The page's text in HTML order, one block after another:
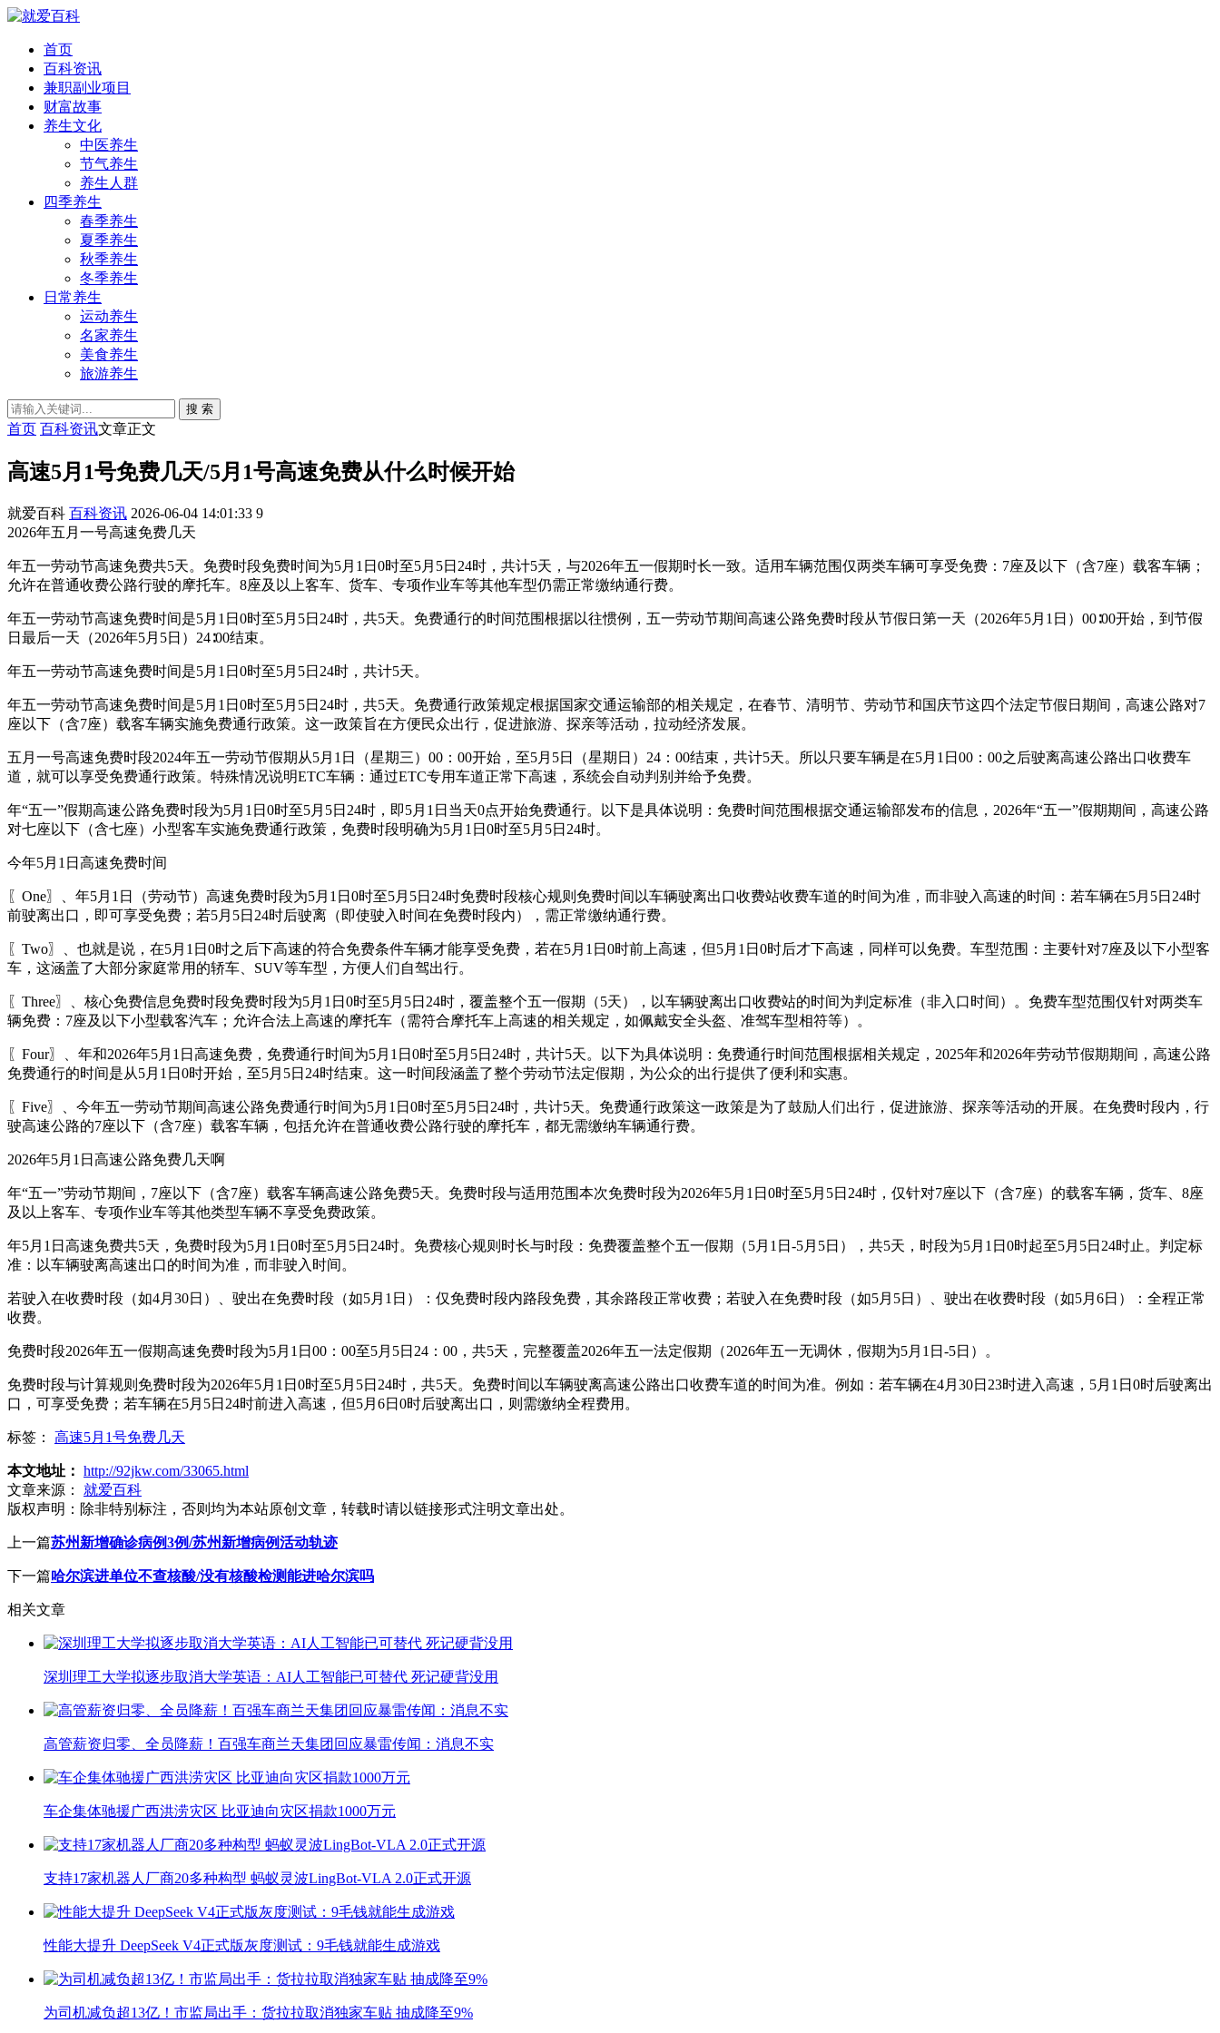
首页
百科资讯
兼职副业项目
财富故事
养生文化
中医养生
节气养生
养生人群
四季养生
春季养生
夏季养生
秋季养生
冬季养生
日常养生
运动养生
名家养生
美食养生
旅游养生
搜 索
首页 百科资讯文章正文
高速5月1号免费几天/5月1号高速免费从什么时候开始
就爱百科 百科资讯 2026-06-04 14:01:33 9
2026年五月一号高速免费几天
年五一劳动节高速免费共5天。免费时段免费时间为5月1日0时至5月5日24时，共计5天，与2026年五一假期时长一致。适用车辆范围仅两类车辆可享受免费：7座及以下（含7座）载客车辆；
允许在普通收费公路行驶的摩托车。8座及以上客车、货车、专项作业车等其他车型仍需正常缴纳通行费。
年五一劳动节高速免费时间是5月1日0时至5月5日24时，共5天。免费通行的时间范围根据以往惯例，五一劳动节期间高速公路免费时段从节假日第一天（2026年5月1日）00∶00开始，到节假
日最后一天（2026年5月5日）24∶00结束。
年五一劳动节高速免费时间是5月1日0时至5月5日24时，共计5天。
年五一劳动节高速免费时间是5月1日0时至5月5日24时，共5天。免费通行政策规定根据国家交通运输部的相关规定，在春节、清明节、劳动节和国庆节这四个法定节假日期间，高速公路对7
座以下（含7座）载客车辆实施免费通行政策。这一政策旨在方便民众出行，促进旅游、探亲等活动，拉动经济发展。
五月一号高速免费时段2024年五一劳动节假期从5月1日（星期三）00：00开始，至5月5日（星期日）24：00结束，共计5天。所以只要车辆是在5月1日00：00之后驶离高速公路出口收费车
道，就可以享受免费通行政策。特殊情况说明ETC车辆：通过ETC专用车道正常下高速，系统会自动判别并给予免费。
年“五一”假期高速公路免费时段为5月1日0时至5月5日24时，即5月1日当天0点开始免费通行。以下是具体说明：免费时间范围根据交通运输部发布的信息，2026年“五一”假期期间，高速公路
对七座以下（含七座）小型客车实施免费通行政策，免费时段明确为5月1日0时至5月5日24时。
今年5月1日高速免费时间
〖One〗、年5月1日（劳动节）高速免费时段为5月1日0时至5月5日24时免费时段核心规则免费时间以车辆驶离出口收费站收费车道的时间为准，而非驶入高速的时间：若车辆在5月5日24时
前驶离出口，即可享受免费；若5月5日24时后驶离（即使驶入时间在免费时段内），需正常缴纳通行费。
〖Two〗、也就是说，在5月1日0时之后下高速的符合免费条件车辆才能享受免费，若在5月1日0时前上高速，但5月1日0时后才下高速，同样可以免费。车型范围：主要针对7座及以下小型客
车，这涵盖了大部分家庭常用的轿车、SUV等车型，方便人们自驾出行。
〖Three〗、核心免费信息免费时段免费时段为5月1日0时至5月5日24时，覆盖整个五一假期（5天），以车辆驶离出口收费站的时间为判定标准（非入口时间）。免费车型范围仅针对两类车
辆免费：7座及以下小型载客汽车；允许合法上高速的摩托车（需符合摩托车上高速的相关规定，如佩戴安全头盔、准驾车型相符等）。
〖Four〗、年和2026年5月1日高速免费，免费通行时间为5月1日0时至5月5日24时，共计5天。以下为具体说明：免费通行时间范围根据相关规定，2025年和2026年劳动节假期期间，高速公路
免费通行的时间是从5月1日0时开始，至5月5日24时结束。这一时间段涵盖了整个劳动节法定假期，为公众的出行提供了便利和实惠。
〖Five〗、今年五一劳动节期间高速公路免费通行时间为5月1日0时至5月5日24时，共计5天。免费通行政策这一政策是为了鼓励人们出行，促进旅游、探亲等活动的开展。在免费时段内，行
驶高速公路的7座以下（含7座）载客车辆，包括允许在普通收费公路行驶的摩托车，都无需缴纳车辆通行费。
2026年5月1日高速公路免费几天啊
年“五一”劳动节期间，7座以下（含7座）载客车辆高速公路免费5天。免费时段与适用范围本次免费时段为2026年5月1日0时至5月5日24时，仅针对7座以下（含7座）的载客车辆，货车、8座
及以上客车、专项作业车等其他类型车辆不享受免费政策。
年5月1日高速免费共5天，免费时段为5月1日0时至5月5日24时。免费核心规则时长与时段：免费覆盖整个五一假期（5月1日-5月5日），共5天，时段为5月1日0时起至5月5日24时止。判定标
准：以车辆驶离高速出口的时间为准，而非驶入时间。
若驶入在收费时段（如4月30日）、驶出在免费时段（如5月1日）：仅免费时段内路段免费，其余路段正常收费；若驶入在免费时段（如5月5日）、驶出在收费时段（如5月6日）：全程正常
收费。
免费时段2026年五一假期高速免费时段为5月1日00：00至5月5日24：00，共5天，完整覆盖2026年五一法定假期（2026年五一无调休，假期为5月1日-5日）。
免费时段与计算规则免费时段为2026年5月1日0时至5月5日24时，共5天。免费时间以车辆驶离高速公路出口收费车道的时间为准。例如：若车辆在4月30日23时进入高速，5月1日0时后驶离出
口，可享受免费；若车辆在5月5日24时前进入高速，但5月6日0时后驶离出口，则需缴纳全程费用。
标签： 高速5月1号免费几天
本文地址： http://92jkw.com/33065.html
文章来源：
就爱百科
版权声明： 除非特别标注，否则均为本站原创文章，转载时请以链接形式注明文章出处。
上一篇苏州新增确诊病例3例/苏州新增病例活动轨迹
下一篇哈尔滨进单位不查核酸/没有核酸检测能进哈尔滨吗
相关文章
深圳理工大学拟逐步取消大学英语：AI人工智能已可替代 死记硬背没用
高管薪资归零、全员降薪！百强车商兰天集团回应暴雷传闻：消息不实
车企集体驰援广西洪涝灾区 比亚迪向灾区捐款1000万元
支持17家机器人厂商20多种构型 蚂蚁灵波LingBot-VLA 2.0正式开源
性能大提升 DeepSeek V4正式版灰度测试：9毛钱就能生成游戏
为司机减负超13亿！市监局出手：货拉拉取消独家车贴 抽成降至9%